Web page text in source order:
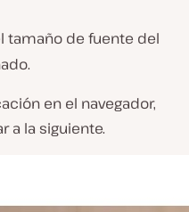
tamaño de fuente del
en el navegador,
a la siguiente.